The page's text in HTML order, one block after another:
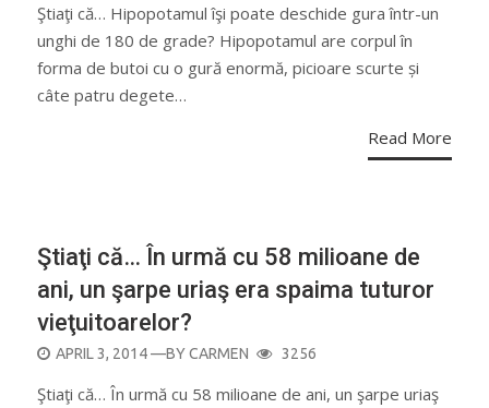
Ştiaţi că… Hipopotamul îşi poate deschide gura într-un
unghi de 180 de grade? Hipopotamul are corpul în
forma de butoi cu o gură enormă, picioare scurte și
câte patru degete…
Read More
Ştiaţi că… În urmă cu 58 milioane de
ani, un şarpe uriaş era spaima tuturor
vieţuitoarelor?
POSTED
APRIL 3, 2014—BYCARMEN 3256
Ştiaţi că… În urmă cu 58 milioane de ani, un şarpe uriaş